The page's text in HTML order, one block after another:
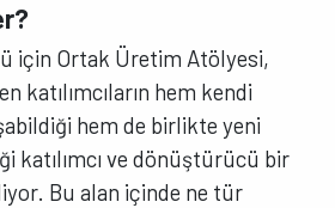
için Ortak Üretim Atölyesi,
katılımcıların hem kendi
hem de birlikte yeni
katılımcı ve dönüştürücü bir
Bu alan içinde ne tür